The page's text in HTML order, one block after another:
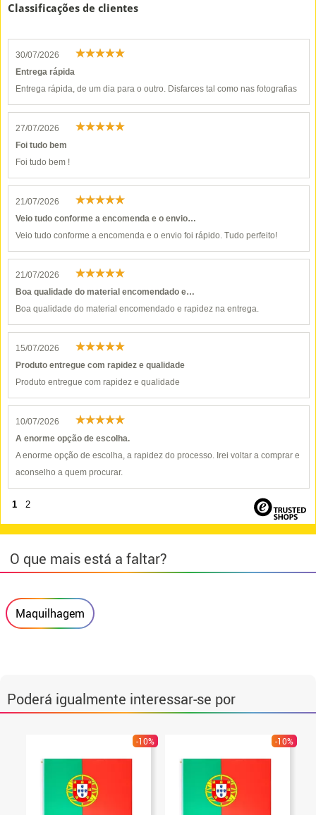
Classificações de clientes
30/07/2026
Entrega rápida
Entrega rápida, de um dia para o outro. Disfarces tal como nas fotografias
27/07/2026
Foi tudo bem
Foi tudo bem !
21/07/2026
Veio tudo conforme a encomenda e o envio…
Veio tudo conforme a encomenda e o envio foi rápido. Tudo perfeito!
21/07/2026
Boa qualidade do material encomendado e…
Boa qualidade do material encomendado e rapidez na entrega.
15/07/2026
Produto entregue com rapidez e qualidade
Produto entregue com rapidez e qualidade
10/07/2026
A enorme opção de escolha.
A enorme opção de escolha, a rapidez do processo. Irei voltar a comprar e
aconselho a quem procurar.
1 2
O que mais está a faltar?
Maquilhagem
Poderá igualmente interessar-se por
-10% -10%